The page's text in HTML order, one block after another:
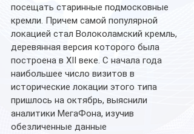
посещать старинные подмосковные
кремли. Причем самой популярной
локацией стал Волоколамский кремль,
деревянная версия которого была
построена в XII веке. С начала года
наибольшее число визитов в
исторические локации этого типа
пришлось на октябрь, выяснили
аналитики МегаФона, изучив
обезличенные данные